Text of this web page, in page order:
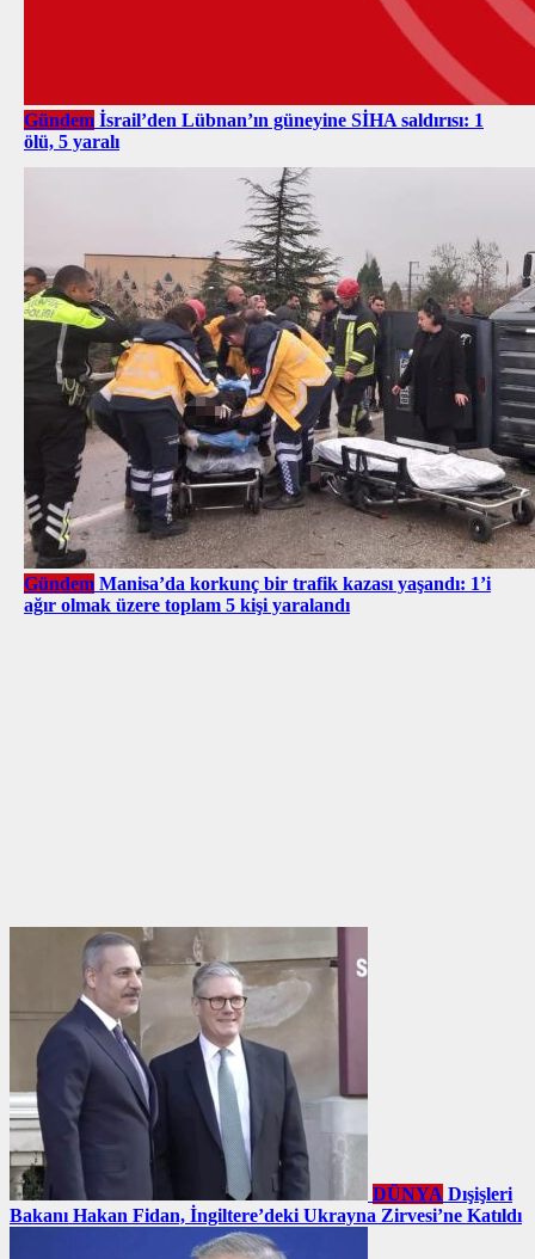
Gündem İsrail’den Lübnan’ın güneyine SİHA saldırısı: 1
ölü, 5 yaralı
Gündem Manisa’da korkunç bir trafik kazası yaşandı: 1’i
ağır olmak üzere toplam 5 kişi yaralandı
DÜNYA Dışişleri
Bakanı Hakan Fidan, İngiltere’deki Ukrayna Zirvesi’ne Katıldı